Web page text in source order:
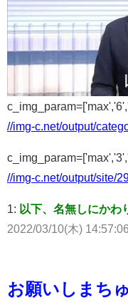
//img-c.net/output/
//img-c.net/output/site/
1: 以下、名無しにかわ
2022/03/10(木)
お願いしまち